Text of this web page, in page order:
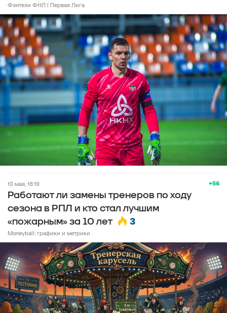
Фэнтези ФНЛ l Первая Лига
+56
10 мая, 18:19
Работают ли замены тренеров по ходу
сезона в РПЛ и кто стал лучшим
«пожарным» за 10 лет
3
Moneyball: графики и метрики